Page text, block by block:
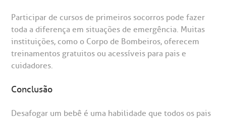
Participar de cursos de primeiros socorros pode fazer
toda a diferença em situações de emergência. Muitas
instituições, como o Corpo de Bombeiros, oferecem
treinamentos gratuitos ou acessíveis para pais e
cuidadores.
Conclusão
Desafogar um bebê é uma habilidade que todos os pais